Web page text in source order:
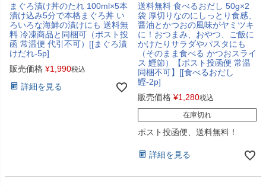
まぐろ漬け丼のたれ 100ml×5本
漬け込み5分で本格まぐろ丼 い
ろいろな海鮮の漬けにも 送料無
料 冷凍商品と同梱可（ポスト投
函 常温便 代引不可）[[まぐろ漬
けだれ-5p]
販売価格 ¥1,990税込
詳細を見る
送料無料 食べるおだし 50g×2
袋 厚切りなのにしっとり食感、
醤油とかつおの風味がヤミツキ
に！おつまみ、おやつ、ご飯に
かけたりサラダやパスタにも
（そのまま食べる かつおスライ
ス 鰹節）【ポスト投函便 常温
同梱不可】[[食べるおだし
鰹-2p]
販売価格 ¥1,280税込
在庫切れ
ポスト投函便、送料無料！
詳細を見る